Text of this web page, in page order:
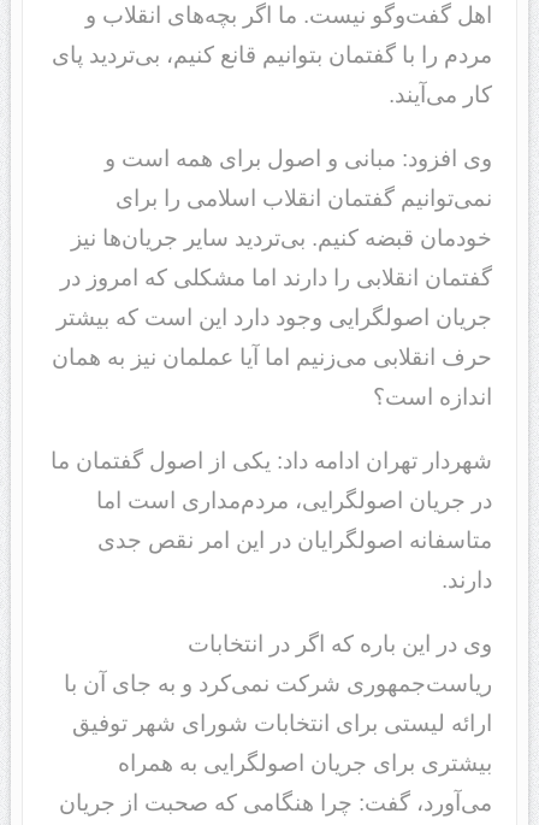
اهل گفت‌وگو نیست. ما اگر بچه‌های انقلاب و
مردم را با گفتمان بتوانیم قانع کنیم، بی‌تردید پای
کار می‌آیند.
وی افزود: مبانی و اصول برای همه است و
نمی‌توانیم گفتمان انقلاب اسلامی را برای
خودمان قبضه کنیم. بی‌تردید سایر جریان‌ها نیز
گفتمان انقلابی را دارند اما مشکلی که امروز در
جریان اصولگرایی وجود دارد این است که بیشتر
حرف انقلابی می‌زنیم اما آیا عملمان نیز به همان
اندازه است؟
شهردار تهران ادامه داد: یکی از اصول گفتمان ما
در جریان اصولگرایی، مردم‌مداری است اما
متاسفانه اصولگرایان در این امر نقص جدی
دارند.
وی در این باره که اگر در انتخابات
ریاست‌جمهوری شرکت نمی‌کرد و به جای آن با
ارائه لیستی برای انتخابات شورای شهر توفیق
بیشتری برای جریان اصولگرایی به همراه
می‌آورد، گفت: چرا هنگامی که صحبت از جریان